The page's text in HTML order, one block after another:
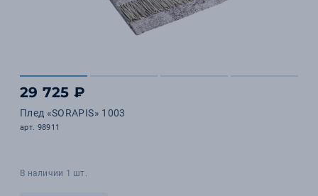
29 725 ₽
Плед «SORAPIS» 1003
арт. 98911
В наличии 1 шт.